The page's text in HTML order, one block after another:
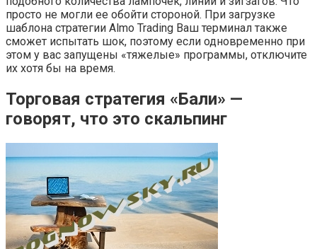
просто не могли ее обойти стороной. При загрузке
шаблона стратегии Almo Trading Ваш терминал также
сможет испытать шок, поэтому если одновременно при
этом у вас запущены «тяжелые» программы, отключите
их хотя бы на время.
Торговая стратегия «Бали» —
говорят, что это скальпинг